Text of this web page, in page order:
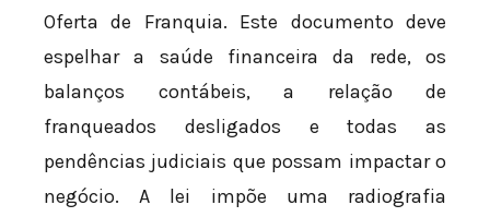
Oferta de Franquia. Este documento deve
espelhar a saúde financeira da rede, os
balanços contábeis, a relação de
franqueados desligados e todas as
pendências judiciais que possam impactar o
negócio. A lei impõe uma radiografia